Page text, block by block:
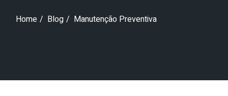
Home Blog Manutenção Preventiva